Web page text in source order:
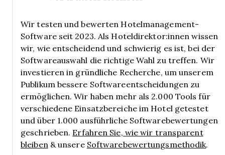
Wir testen und bewerten Hotelmanagement-
Software seit 2023. Als Hoteldirektor:innen wissen
wir, wie entscheidend und schwierig es ist, bei der
Softwareauswahl die richtige Wahl zu treffen. Wir
investieren in gründliche Recherche, um unserem
Publikum bessere Softwareentscheidungen zu
ermöglichen. Wir haben mehr als 2.000 Tools für
verschiedene Einsatzbereiche im Hotel getestet
und über 1.000 ausführliche Softwarebewertungen
geschrieben. Erfahren Sie, wie wir transparent
bleiben & unsere Softwarebewertungsmethodik.